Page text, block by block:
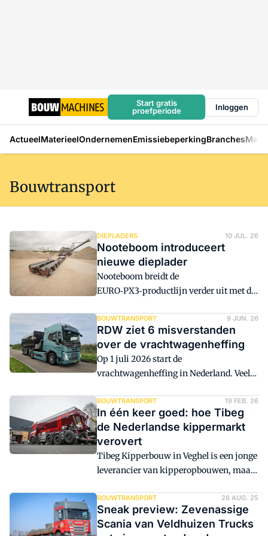
Start gratis
proefperiode
Inloggen
ActueelMaterieelOndernemenEmissiebeperkingBranches
Bouwtransport
DIEPLADERS 10 JUL. 26
Nooteboom introduceert
nieuwe dieplader
Nooteboom breidt de
EURO‑PX3‑productlijn verder uit met de
een 2‑assige Interdolly gekoppeld aan
een 4‑assige EURO‑PX3 dieplader.
BOUWTRANSPORT 9 JUN. 26
RDW ziet 6 misverstanden
over de vrachtwagenheffing
Op 1 juli 2026 start de
vrachtwagenheffing in Nederland. Veel
hebben inmiddels een tolkastje geregeld.
Toch ziet de RDW dat er nog vragen
leven over de invoering en de regels
rondom vrachtwagenheffing.
BOUWTRANSPORT 19 FEB. 26
In één keer goed: hoe Tibeg
de Nederlandse kippermarkt
verovert
Tibeg Kipperbouw in Veghel is een jonge
leverancier van kipperopbouwen, maar
snelweg goed naar zand- en asfaltauto's
kijkt, kan dat simpel zelf vaststellen. De
relatief nieuwe speler verhuisde recent
BOUWTRANSPORT 26 AUG. 25
Sneak preview: Zevenassige
Scania van Veldhuizen Trucks